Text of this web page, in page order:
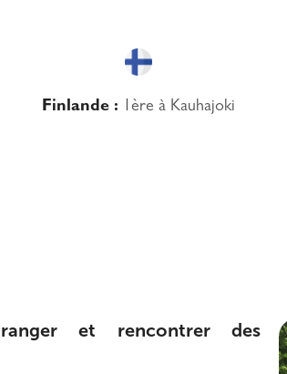
Finlande : 1ère à Kauhajoki
et rencontrer des